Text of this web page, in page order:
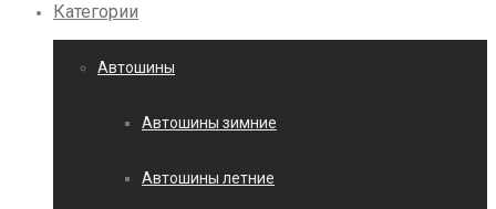
Категории
Автошины
Автошины зимние
Автошины летние